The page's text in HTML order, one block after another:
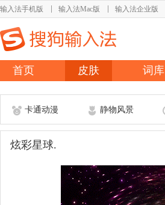
输入法手机版 输入法Mac版 输入法企业版
首页 皮肤 词库
卡通动漫 静物风景
炫彩星球.